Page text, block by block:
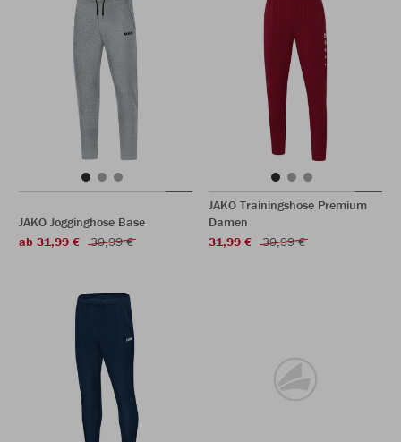
JAKO Jogginghose Base
ab 31,99 €
39,99 €
JAKO Trainingshose Premium
Damen
31,99 €
39,99 €